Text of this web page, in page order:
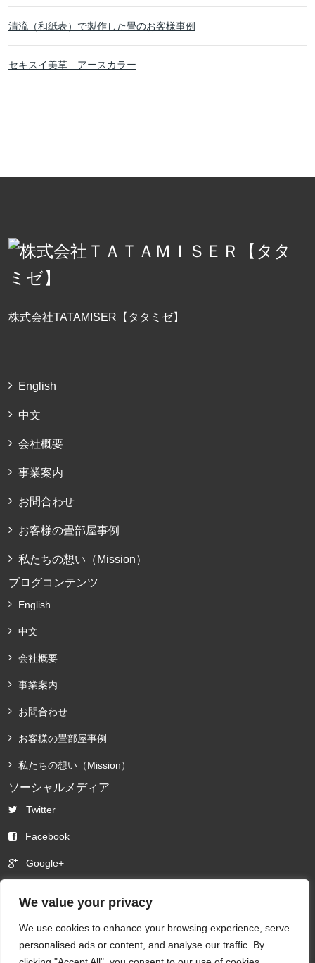
We value your privacy
We use cookies to enhance your browsing experience, serve
personalised ads or content, and analyse our traffic. By
清流（和紙表）で製作した畳のお客様事例
セキスイ美草 アースカラー
株式会社TATAMISER【タタミゼ】
English
中文
会社概要
事業案内
お問合わせ
お客様の畳部屋事例
私たちの想い（Mission）
ブログコンテンツ
English
中文
会社概要
事業案内
お問合わせ
お客様の畳部屋事例
私たちの想い（Mission）
ソーシャルメディア
Twitter
Facebook
Google+